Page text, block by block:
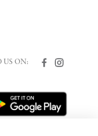
US ON: